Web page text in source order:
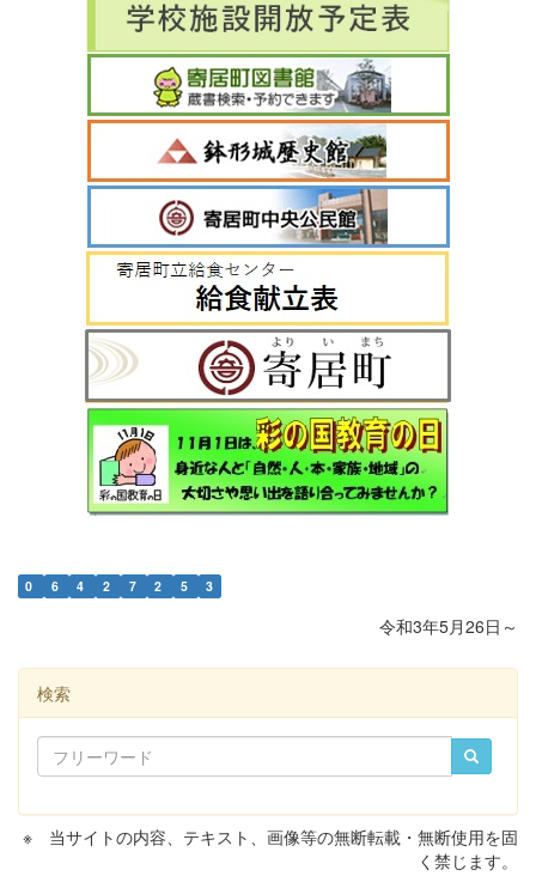
0 6 4 2 7 2 5 3
令和3年5月26日～
検索
※ 当サイトの内容、テキスト、画像等の無断転載・無断使用を固
く禁じます。